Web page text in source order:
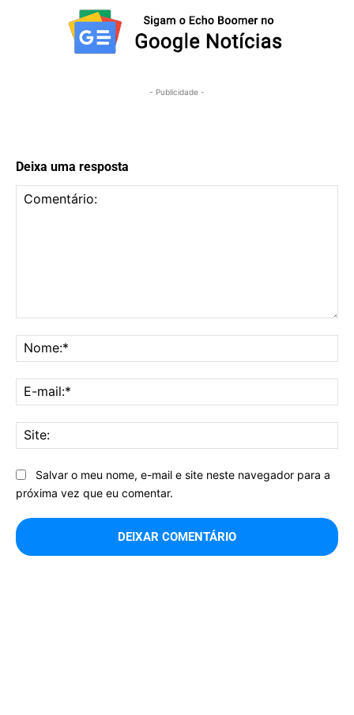
- Publicidade -
Deixa uma resposta
Salvar o meu nome, e-mail e site neste navegador para a
próxima vez que eu comentar.